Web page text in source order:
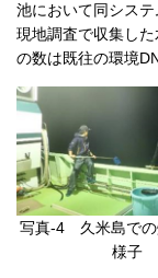
池において同シス
現地調査で収集し
の数は既往の環境
写真-4 久米島での
様子